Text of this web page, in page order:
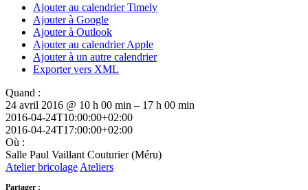
Ajouter au calendrier Timely
Ajouter à Google
Ajouter à Outlook
Ajouter au calendrier Apple
Ajouter à un autre calendrier
Exporter vers XML
Quand :
24 avril 2016 @ 10 h 00 min – 17 h 00 min
2016-04-24T10:00:00+02:00
2016-04-24T17:00:00+02:00
Où :
Salle Paul Vaillant Couturier (Méru)
Atelier bricolage Ateliers
Partager :